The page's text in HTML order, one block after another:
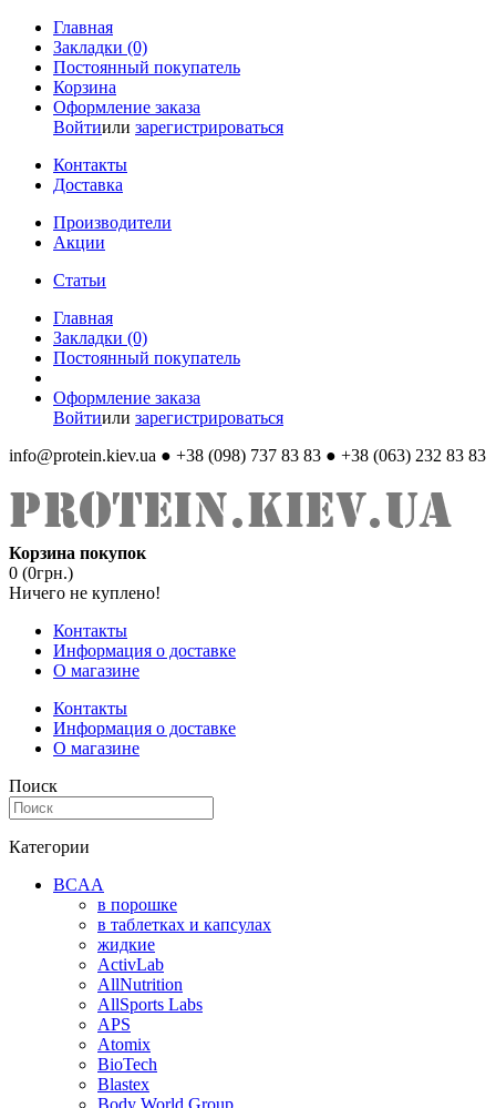
Главная
Закладки (0)
Постоянный покупатель
Корзина
Оформление заказа
Войтиили зарегистрироваться
Контакты
Доставка
Производители
Акции
Статьи
Главная
Закладки (0)
Постоянный покупатель
Оформление заказа
Войтиили зарегистрироваться
info@protein.kiev.ua ● +38 (098) 737 83 83 ● +38 (063) 232 83 83
Корзина покупок
0 (0грн.)
Ничего не куплено!
Контакты
Информация о доставке
О магазине
Контакты
Информация о доставке
О магазине
Поиск
Категории
BCAA
в порошке
в таблетках и капсулах
жидкие
ActivLab
AllNutrition
AllSports Labs
APS
Atomix
BioTech
Blastex
Body World Group